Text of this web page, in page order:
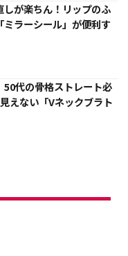
しが楽ちん！リップのふ
ラーシール」が便利す
50代の骨格ストレート必
えない「Vネックブラト